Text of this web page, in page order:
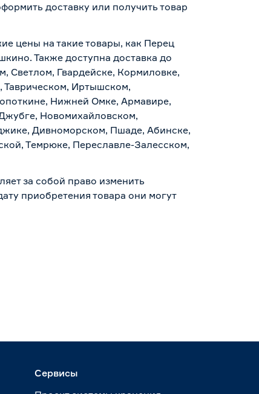
доставку или получить товар
цены на такие товары, как Перец
Также доступна доставка до
Светлом, Гвардейске, Кормиловке,
Таврическом, Иртышском,
Нижней Омке, Армавире,
Новомихайловском,
Дивноморском, Пшаде, Абинске,
Темрюке, Переславле-Залесском,
за собой право изменить
приобретения товара они могут
Сервисы